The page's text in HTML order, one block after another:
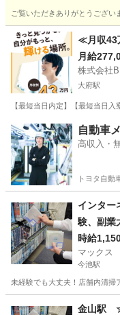
ご覧いただきありがとうござ
愛知 名古屋市 太閤通
≪月収43
月給
株式会社
大府駅
【最短当日内定】【最短当日
愛知 大府市 大府駅
自動車
高収入・
トヨタ自動
インタ
験、副業
給 髪型
清掃ア
時給
マックス
今池駅
未経験でも大丈夫！店舗内清掃
今池駅
金山駅 ☆